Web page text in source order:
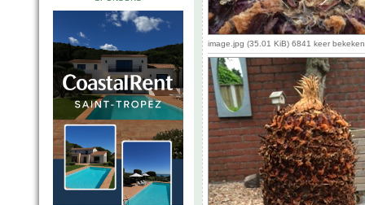
image.jpg (35.01 KiB) 6841 keer bekeken